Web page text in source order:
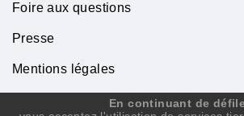
Foire aux questions
Presse
Mentions légales
En continuant de